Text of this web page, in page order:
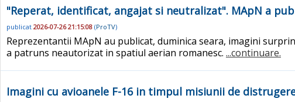
"Reperat, identificat, angajat si neutralizat". MApN a
publicat 2026-07-26 21:15:08 (ProTV)
Reprezentantii MApN au publicat, duminica seara, imagini
a patruns neautorizat in spatiul aerian romanesc. ...continuare.
Imagini cu avioanele F-16 in timpul misiunii de